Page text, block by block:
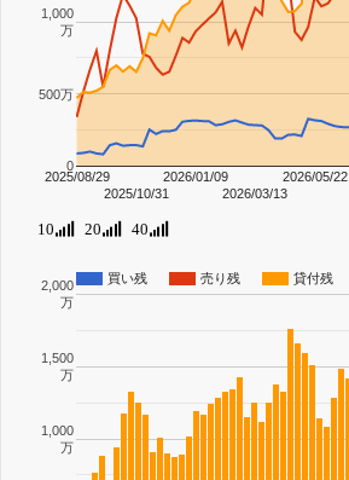
2025/08/29
2025/10/31
2026/01/09
2026/03/13
2026/05/22
0
500万
1,000
万
10 20 40
買い残 売り残 貸付残
1,000
万
1,500
万
2,000
万